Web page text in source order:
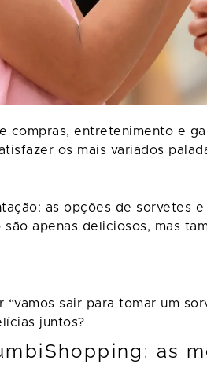
entretenimento e
os mais variados
as opções de sorvetes
são apenas deliciosos, mas
sair para tomar um
juntos?
as